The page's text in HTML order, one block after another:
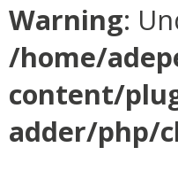
Warning:
/home/
content/
adder/php/